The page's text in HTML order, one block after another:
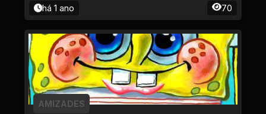
há 1 ano 70
AMIZADES